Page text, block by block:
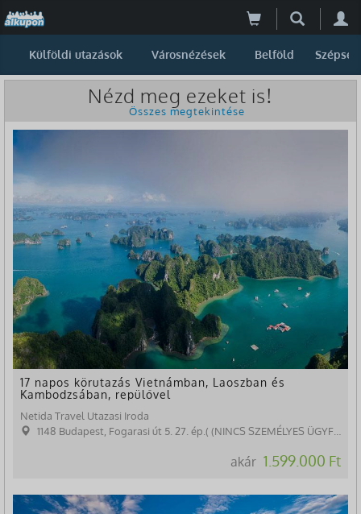
Külföldi utazások Városnézések Belföld Szépség
Nézd meg ezeket is!
Összes megtekintése
17 napos körutazás Vietnámban, Laoszban és
Kambodzsában, repülővel
Netida Travel Utazasi Iroda
1148 Budapest, Fogarasi út 5. 27. ép.( (NINCS SZEMÉLYES ÜGYFÉLFOGADÁS)
akár 1.599.000 Ft